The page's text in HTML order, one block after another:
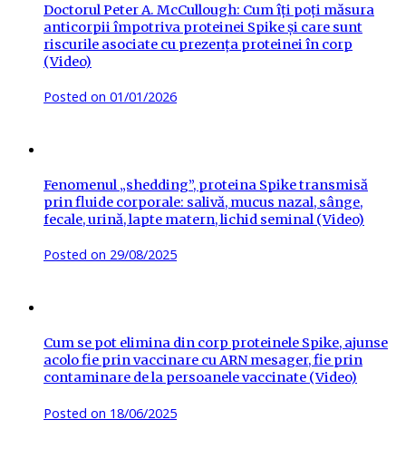
Doctorul Peter A. McCullough: Cum îți poți măsura
anticorpii împotriva proteinei Spike și care sunt
riscurile asociate cu prezența proteinei în corp
(Video)
Posted on 01/01/2026
Fenomenul „shedding”, proteina Spike transmisă
prin fluide corporale: salivă, mucus nazal, sânge,
fecale, urină, lapte matern, lichid seminal (Video)
Posted on 29/08/2025
Cum se pot elimina din corp proteinele Spike, ajunse
acolo fie prin vaccinare cu ARN mesager, fie prin
contaminare de la persoanele vaccinate (Video)
Posted on 18/06/2025